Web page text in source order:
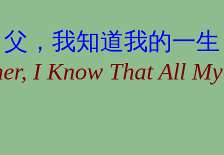
父，我知道我的一生
I Know That All